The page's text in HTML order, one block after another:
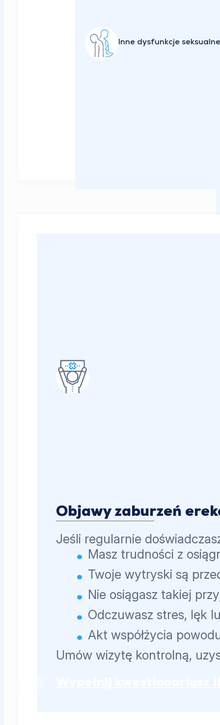
Inne dysfunkcje
Objawy zaburzeń
Jeśli regularnie
Masz trudności z
Twoje wytryski są
Nie osiągasz takiej
Odczuwasz stres, lęk
Akt współżycia
Umów wizytę kontrolną,